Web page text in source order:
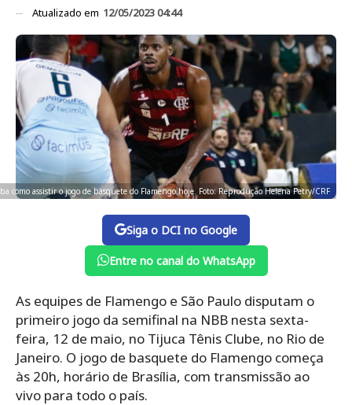
Atualizado em 12/05/2023 04:44
como assistir o jogo de basquete do Flamengo hoje. Foto: Reprodução Helena Petry/CRF
Siga o DCI no Google
Entre no canal do WhatsApp
As equipes de Flamengo e São Paulo disputam o
primeiro jogo da semifinal na NBB nesta sexta-
feira, 12 de maio, no Tijuca Tênis Clube, no Rio de
Janeiro. O jogo de basquete do Flamengo começa
às 20h, horário de Brasília, com transmissão ao
vivo para todo o país.